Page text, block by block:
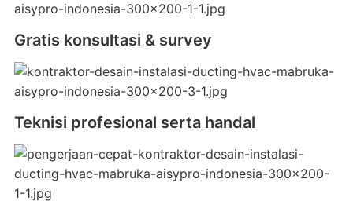
Gratis konsultasi & survey
Teknisi profesional serta handal